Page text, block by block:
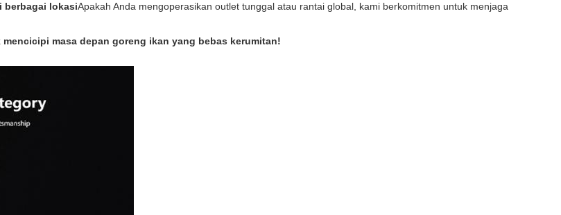
berbagai lokasiApakah Anda mengoperasikan outlet tunggal atau rantai global, kami berkomitmen untuk menjaga
masa depan goreng ikan yang bebas kerumitan!